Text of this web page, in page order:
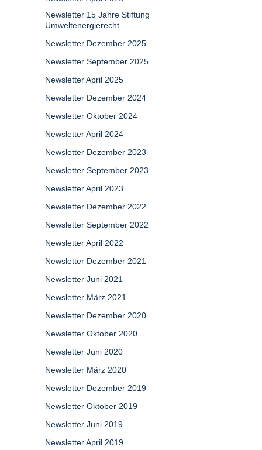
Newsletter 15 Jahre Stiftung
Umweltenergierecht
Newsletter Dezember 2025
Newsletter September 2025
Newsletter April 2025
Newsletter Dezember 2024
Newsletter Oktober 2024
Newsletter April 2024
Newsletter Dezember 2023
Newsletter September 2023
Newsletter April 2023
Newsletter Dezember 2022
Newsletter September 2022
Newsletter April 2022
Newsletter Dezember 2021
Newsletter Juni 2021
Newsletter März 2021
Newsletter Dezember 2020
Newsletter Oktober 2020
Newsletter Juni 2020
Newsletter März 2020
Newsletter Dezember 2019
Newsletter Oktober 2019
Newsletter Juni 2019
Newsletter April 2019